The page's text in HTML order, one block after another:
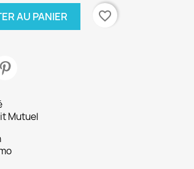
AU PANIER favorite_border
Mutuel